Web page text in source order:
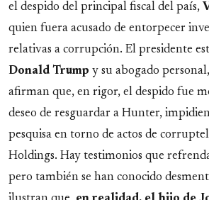
el despido del principal fiscal del país,
quien fuera acusado de entorpecer
relativas a corrupción. El presidente
Donald Trump y su abogado personal,
afirman que, en rigor, el despido fue
deseo de resguardar a Hunter,
pesquisa en torno de actos de
Holdings. Hay testimonios que
pero también se han conocido